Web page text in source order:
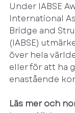
Under IABSE
International
Bridge and
(IABSE)
över hela
eller för att ha
enastående
Läs mer och